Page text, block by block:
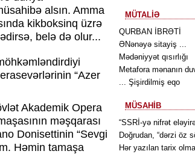
alsın. Amma
kikboksinq üzrə
belə də olur...
“Azer
Akademik Opera
məşqarası
Donisettinin “Sevgi
Həmin tamaşa
MÜTALİƏ
QURBAN İBRƏTİ
ƏNənəyə sitayiş ...
Mədəniyyət qısırlığı
Metafora mənanın
... Şişirdilmiş eqo
MÜSAHİB
“SSRİ-yə nifrət
Doğrudan, “dərzi öz
Hər yazılan tarix